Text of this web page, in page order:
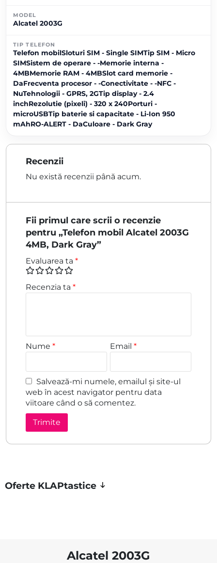
MODEL
Alcatel 2003G
TIP TELEFON
Telefon mobilSloturi SIM - Single SIMTip SIM - Micro
SIMSistem de operare - -Memorie interna -
4MBMemorie RAM - 4MBSlot card memorie -
DaFrecventa procesor - -Conectivitate - -NFC -
NuTehnologii - GPRS, 2GTip display - 2.4
inchRezolutie (pixeli) - 320 x 240Porturi -
microUSBTip baterie si capacitate - Li-Ion 950
mAhRO-ALERT - DaCuloare - Dark Gray
Recenzii
Nu există recenzii până acum.
Fii primul care scrii o recenzie
pentru „Telefon mobil Alcatel 2003G
4MB, Dark Gray”
Evaluarea ta *
Recenzia ta *
Nume * Email*
Salvează-mi numele, emailul și site-ul
web în acest navigator pentru data
viitoare când o să comentez.
Oferte KLAPtastice
Alcatel 2003G